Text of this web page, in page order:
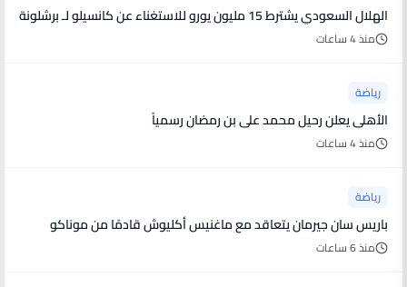
الهلال السعودي يشترط 15 مليون يورو للاستغناء عن كانسيلو لـ برشلونة
منذ 4 ساعات
رياضة
الأهلى يعلن رحيل محمد على بن رمضان رسمياً
منذ 4 ساعات
رياضة
باريس سان جيرمان يتعاقد مع ماغنيس أكليوش قادمًا من موناكو
منذ 6 ساعات